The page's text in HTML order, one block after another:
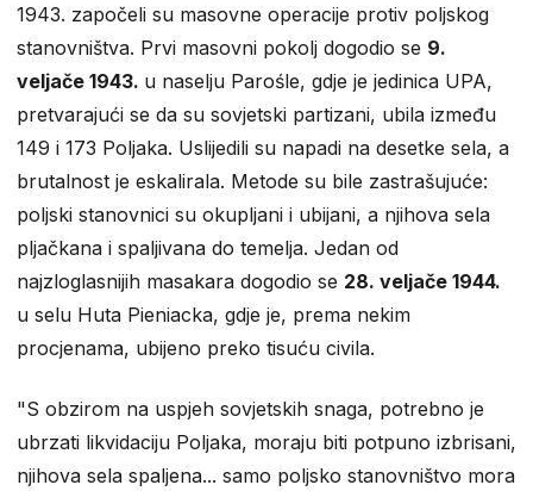
1943. započeli su masovne operacije protiv poljskog
stanovništva. Prvi masovni pokolj dogodio se 9.
veljače 1943. u naselju Parośle, gdje je jedinica UPA,
pretvarajući se da su sovjetski partizani, ubila između
149 i 173 Poljaka. Uslijedili su napadi na desetke sela, a
brutalnost je eskalirala. Metode su bile zastrašujuće:
poljski stanovnici su okupljani i ubijani, a njihova sela
pljačkana i spaljivana do temelja. Jedan od
najzloglasnijih masakara dogodio se 28. veljače 1944.
u selu Huta Pieniacka, gdje je, prema nekim
procjenama, ubijeno preko tisuću civila.
"S obzirom na uspjeh sovjetskih snaga, potrebno je
ubrzati likvidaciju Poljaka, moraju biti potpuno izbrisani,
njihova sela spaljena... samo poljsko stanovništvo mora